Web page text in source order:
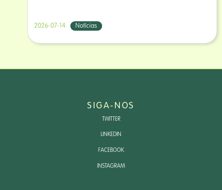
2026-07-14 Notícias
SIGA-NOS
TWITTER
LINKEDIN
FACEBOOK
INSTAGRAM